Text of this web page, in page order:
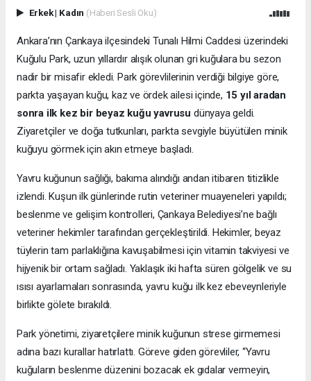
Erkek| Kadın (Haberi Sesli Oku)
Ankara’nın Çankaya ilçesindeki Tunalı Hilmi Caddesi üzerindeki
Kuğulu Park, uzun yıllardır alışık olunan gri kuğulara bu sezon
nadir bir misafir ekledi. Park görevlilerinin verdiği bilgiye göre,
parkta yaşayan kuğu, kaz ve ördek ailesi içinde, 15 yıl aradan
sonra ilk kez bir beyaz kuğu yavrusu dünyaya geldi.
Ziyaretçiler ve doğa tutkunları, parkta sevgiyle büyütülen minik
kuğuyu görmek için akın etmeye başladı.
Yavru kuğunun sağlığı, bakıma alındığı andan itibaren titizlikle
izlendi. Kuşun ilk günlerinde rutin veteriner muayeneleri yapıldı;
beslenme ve gelişim kontrolleri, Çankaya Belediyesi’ne bağlı
veteriner hekimler tarafından gerçekleştirildi. Hekimler, beyaz
tüylerin tam parlaklığına kavuşabilmesi için vitamin takviyesi ve
hijyenik bir ortam sağladı. Yaklaşık iki hafta süren gölgelik ve su
ısısı ayarlamaları sonrasında, yavru kuğu ilk kez ebeveynleriyle
birlikte gölete bırakıldı.
Park yönetimi, ziyaretçilere minik kuğunun strese girmemesi
adına bazı kurallar hatırlattı. Göreve giden görevliler, “Yavru
kuğuların beslenme düzenini bozacak ek gıdalar vermeyin,